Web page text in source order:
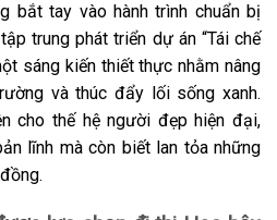
bắt tay vào hành trình chuẩn bị
trung phát triển dự án “Tái chế
sáng kiến thiết thực nhằm nâng
và thúc đẩy lối sống xanh.
cho thế hệ người đẹp hiện đại,
lĩnh mà còn biết lan tỏa những